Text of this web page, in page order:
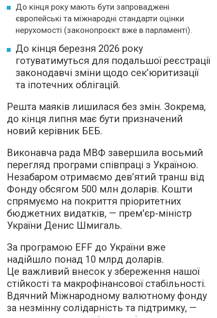
До кінця року мають бути запроваджені
європейські та міжнародні стандарти оцінки
нерухомості (законопроєкт вже в парламенті).
До кінця березня 2026 року
готуватимуться для подальшої реєстрації
законодавчі зміни щодо сек’юритизації
та іпотечних облігацій.
Решта маяків лишилася без змін. Зокрема,
до кінця липня має бути призначений
новий керівник БЕБ.
Виконавча рада МВФ завершила восьмий
перегляд програми співпраці з Україною.
Незабаром отримаємо дев’ятий транш від
Фонду обсягом 500 млн доларів. Кошти
спрямуємо на покриття пріоритетних
бюджетних видатків, — прем'єр-міністр
України Денис Шмигаль.
За програмою EFF до України вже
надійшло понад 10 млрд доларів.
Це важливий внесок у збереження нашої
стійкості та макрофінансової стабільності.
Вдячний Міжнародному валютному фонду
за незмінну солідарність та підтримку, —